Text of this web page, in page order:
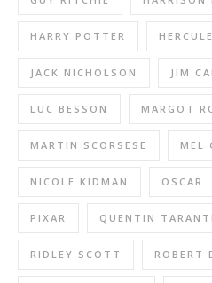
HARRY POTTER
JACK NICHOLSON JIM
LUC BESSON MARGOT
MARTIN SCORSESE MEL
NICOLE KIDMAN OSCAR
PIXAR QUENTIN
RIDLEY SCOTT ROBERT